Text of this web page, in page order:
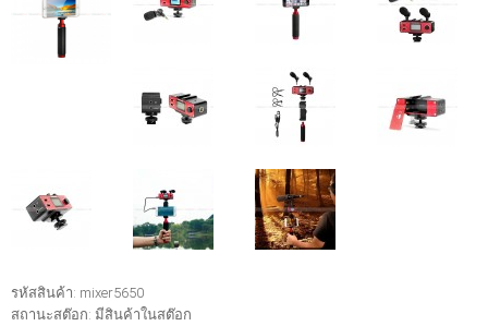
รหัสสินค้า: mixer5650
สถานะสต๊อก: มีสินค้าในสต๊อก